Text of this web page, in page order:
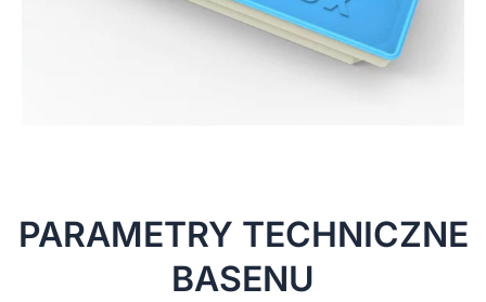
PARAMETRY TECHNICZNE
BASENU